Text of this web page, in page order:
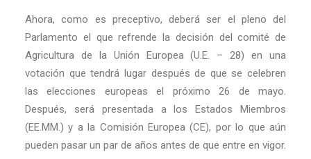
Ahora, como es preceptivo, deberá ser el pleno del
Parlamento el que refrende la decisión del comité de
Agricultura de la Unión Europea (U.E. – 28) en una
votación que tendrá lugar después de que se celebren
las elecciones europeas el próximo 26 de mayo.
Después, será presentada a los Estados Miembros
(EE.MM.) y a la Comisión Europea (CE), por lo que aún
pueden pasar un par de años antes de que entre en vigor.